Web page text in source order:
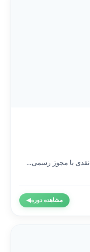
با مجوز رسمی...
مشاهده دوره◀